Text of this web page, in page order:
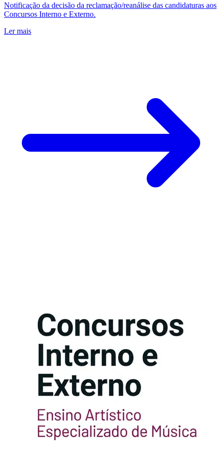
Notificação da decisão da reclamação/reanálise das candidaturas aos
Concursos Interno e Externo.
Ler mais